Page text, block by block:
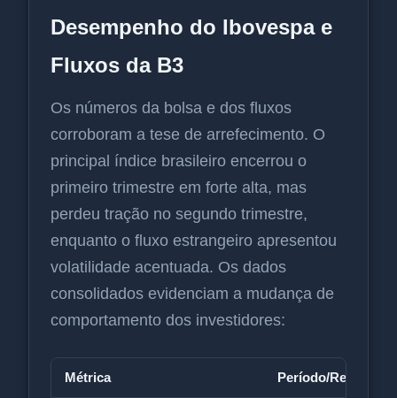
Desempenho do Ibovespa e
Fluxos da B3
Os números da bolsa e dos fluxos
corroboram a tese de arrefecimento. O
principal índice brasileiro encerrou o
primeiro trimestre em forte alta, mas
perdeu tração no segundo trimestre,
enquanto o fluxo estrangeiro apresentou
volatilidade acentuada. Os dados
consolidados evidenciam a mudança de
comportamento dos investidores:
Métrica Período/Referência